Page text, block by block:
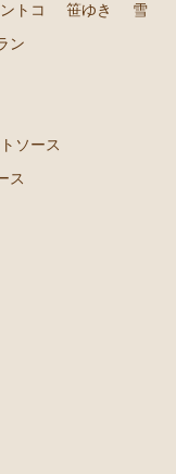
)
トコ 笹ゆき
雪
ン
ソース
ス